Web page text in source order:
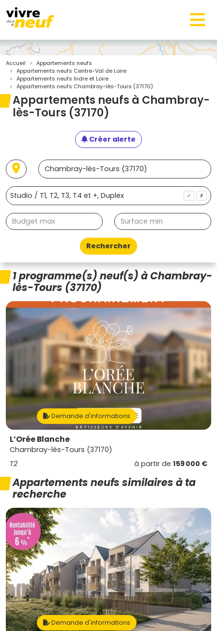
Accueil
Appartements neufs
Appartements neufs Centre-Val de Loire
Appartements neufs Indre et Loire
Appartements neufs Chambray-lès-Tours (37170)
Appartements neufs à Chambray-
lès-Tours (37170)
Créer alerte
✓ ✗
Rechercher
1 programme(s) neuf(s) à Chambray-
lès-Tours (37170)
Demande d'informations
L’Orée Blanche
Chambray-lès-Tours (37170)
T2
à partir de 159 000 €
Appartements neufs similaires à ta
recherche
Demande d'informations